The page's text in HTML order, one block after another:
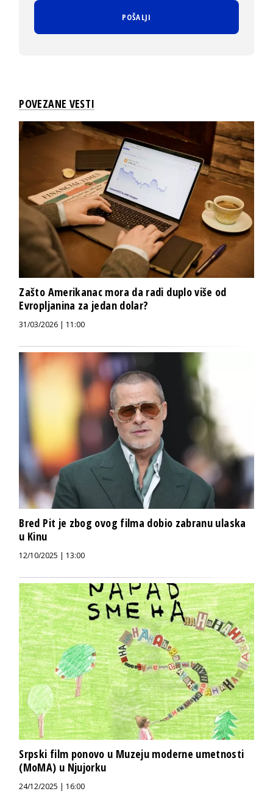
POVEZANE VESTI
Zašto Amerikanac mora da radi duplo više od
Evropljanina za jedan dolar?
31/03/2026 | 11:00
Bred Pit je zbog ovog filma dobio zabranu ulaska
u Kinu
12/10/2025 | 13:00
Srpski film ponovo u Muzeju moderne umetnosti
(MoMA) u Njujorku
24/12/2025 | 16:00